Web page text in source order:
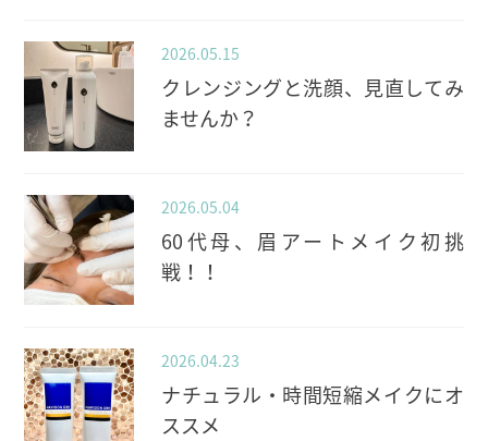
2026.05.15
クレンジングと洗顔、見直してみ
ませんか？
2026.05.04
60代母、眉アートメイク初挑
戦！！
2026.04.23
ナチュラル・時間短縮メイクにオ
ススメ